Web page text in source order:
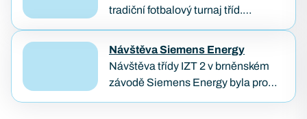
tradiční fotbalový turnaj tříd.
předváděla skvělé výkony po celý
turnaj. Druhé a třetí…
Návštěva Siemens Energy
Návštěva třídy IZT 2 v brněnském
závodě Siemens Energy byla pro